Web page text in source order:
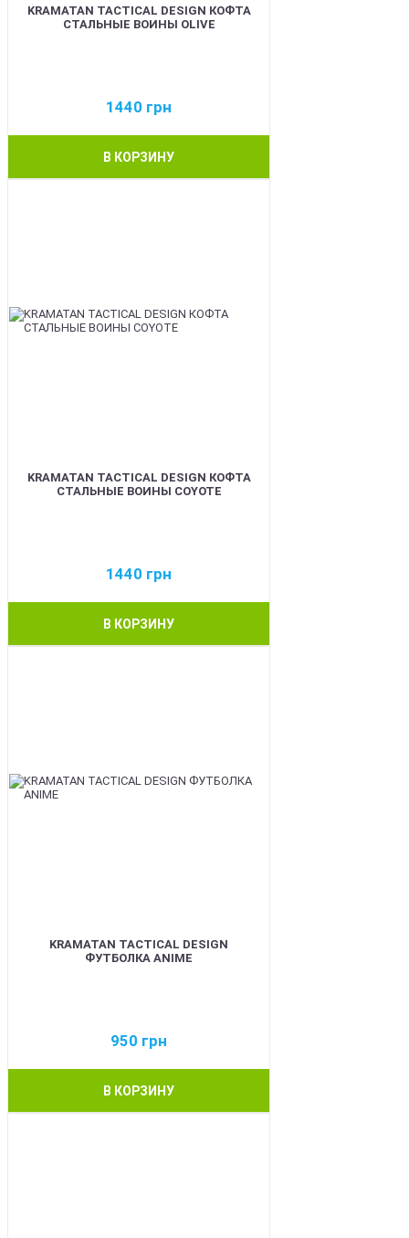
KRAMATAN TACTICAL DESIGN КОФТА
СТАЛЬНЫЕ ВОИНЫ OLIVE
1440 грн
В КОРЗИНУ
KRAMATAN TACTICAL DESIGN КОФТА
СТАЛЬНЫЕ ВОИНЫ COYOTE
1440 грн
В КОРЗИНУ
KRAMATAN TACTICAL DESIGN
ФУТБОЛКА ANIME
950 грн
В КОРЗИНУ